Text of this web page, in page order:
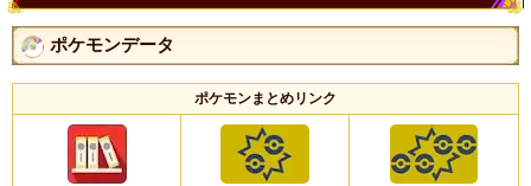
ポケモンデータ
ポケモンまとめリンク